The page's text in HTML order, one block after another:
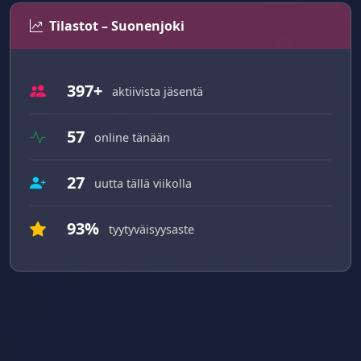
Tilastot – Suonenjoki
397+ aktiivista jäsentä
57 online tänään
27 uutta tällä viikolla
93% tyytyväisyysaste